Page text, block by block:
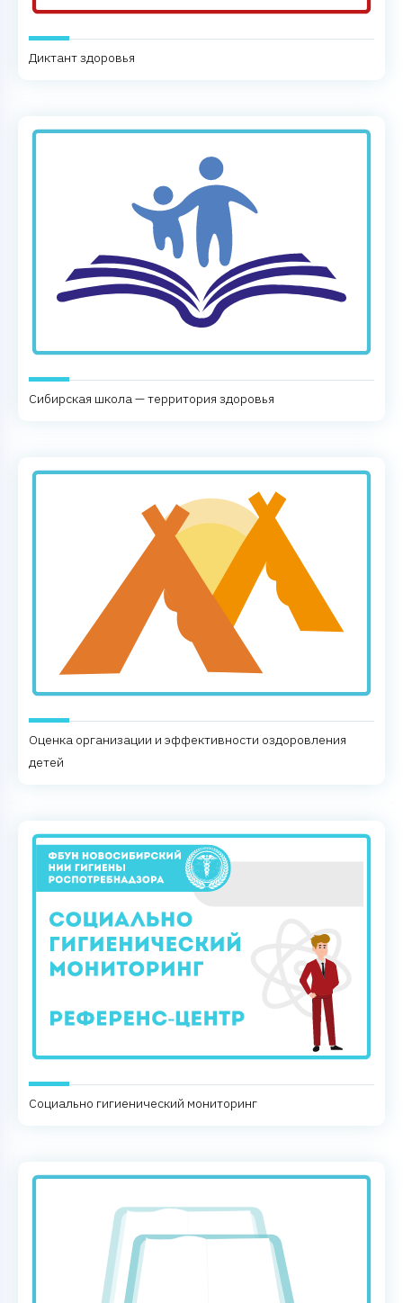
Диктант здоровья
Сибирская школа — территория здоровья
Оценка организации и эффективности оздоровления
детей
Социально гигиенический мониторинг